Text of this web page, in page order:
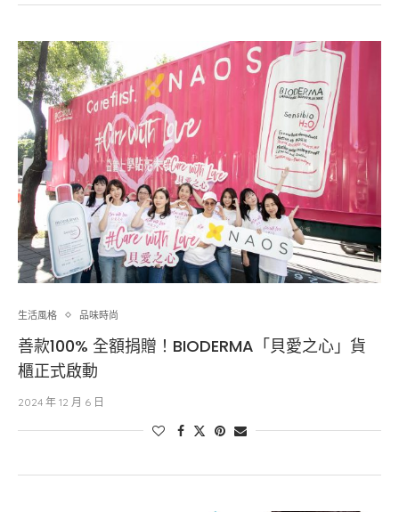
生活風格 品味時尚
善款100% 全額捐贈！BIODERMA「貝愛之心」貨
櫃正式啟動
2024 年 12 月 6 日